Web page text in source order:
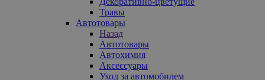
Травы
Автотовары
Назад
Автотовары
Автохимия
Аксессуары
Уход за автомобилем